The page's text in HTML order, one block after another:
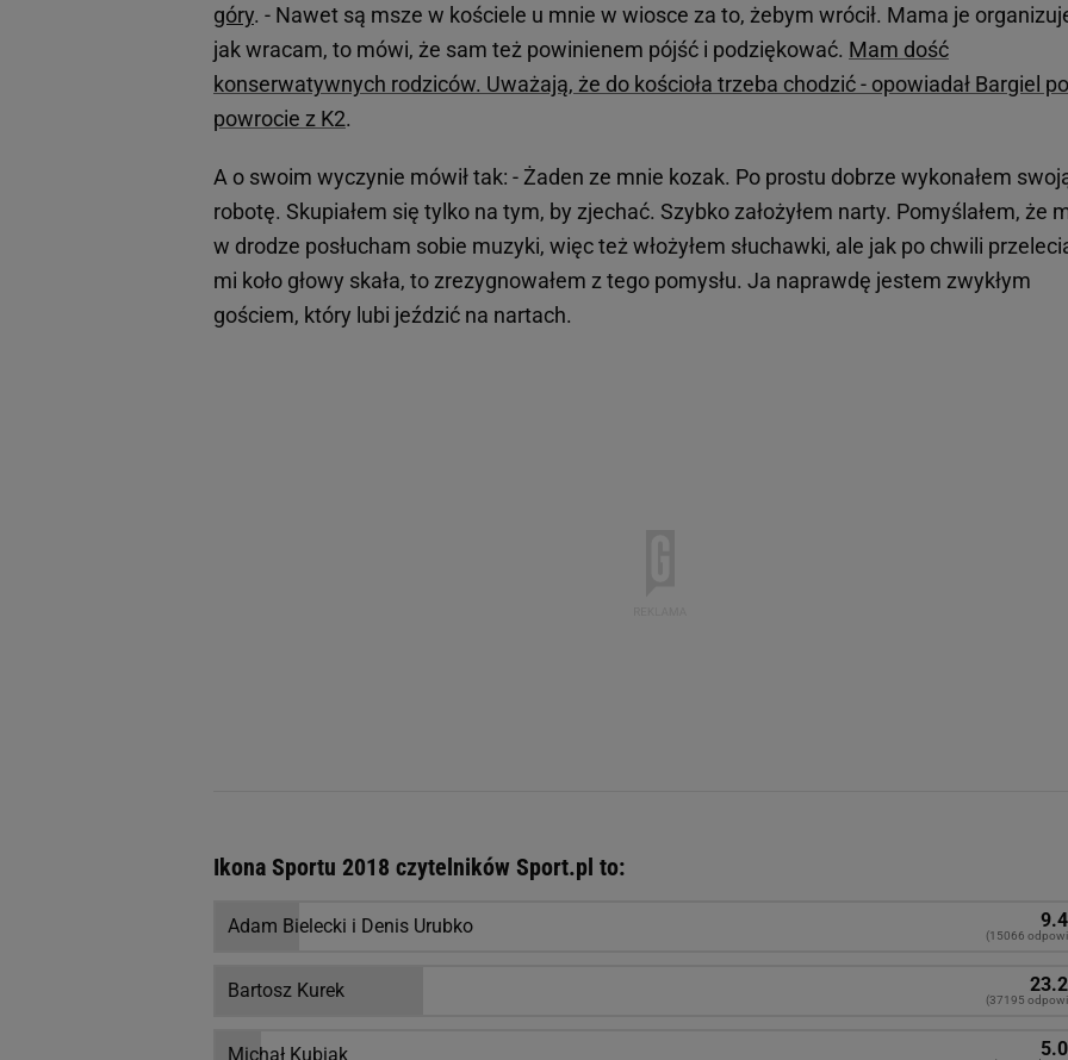
góry. - Nawet są msze w kościele u mnie w wiosce za to, żebym wrócił. Mama je
jak wracam, to mówi, że sam też powinienem pójść i podziękować. Mam dość
konserwatywnych rodziców. Uważają, że do kościoła trzeba chodzić - opowiadał Bargiel po
powrocie z K2.
A o swoim wyczynie mówił tak: - Żaden ze mnie kozak. Po prostu dobrze wykonałem
robotę. Skupiałem się tylko na tym, by zjechać. Szybko założyłem narty. Pomyślałem, że
w drodze posłucham sobie muzyki, więc też włożyłem słuchawki, ale jak po chwili
mi koło głowy skała, to zrezygnowałem z tego pomysłu. Ja naprawdę jestem zwykłym
gościem, który lubi jeździć na nartach.
Ikona Sportu 2018 czytelników Sport.pl to:
Adam Bielecki i Denis Urubko (15066
Bartosz Kurek (37195
Michał Kubiak